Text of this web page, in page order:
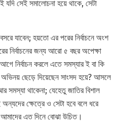
সেই সমালোচনা হয়ে থাকে, সেটা
যাবেন; হয়তো এর পরের নির্বাচনে অংশ
নির্বাচনের জন্য আরো ৫ বছর অপেক্ষা
নির্বাচন করলে এতে সমস্যার ই বা কি
অভিনয় ছেড়ে দিয়েছেন সাংসদ হয়ে? আসলে
সমস্যা থাকেনা; যেহেতু জাতির বিশাল
ক্ষেত্রে ও সেটা হবে বলে ধরে
এত দিনে বোঝা উচিত।